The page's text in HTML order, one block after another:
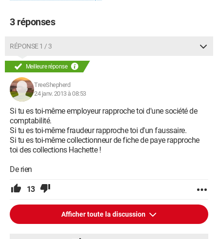
3 réponses
RÉPONSE 1 / 3
Meilleure réponse
TreeShepherd
24 janv. 2013 à 08:53
Si tu es toi-même employeur rapproche toi d'une société de
comptabilité.
Si tu es toi-même fraudeur rapproche toi d'un faussaire.
Si tu es toi-même collectionneur de fiche de paye rapproche
toi des collections Hachette !
De rien
13
Afficher toute la discussion